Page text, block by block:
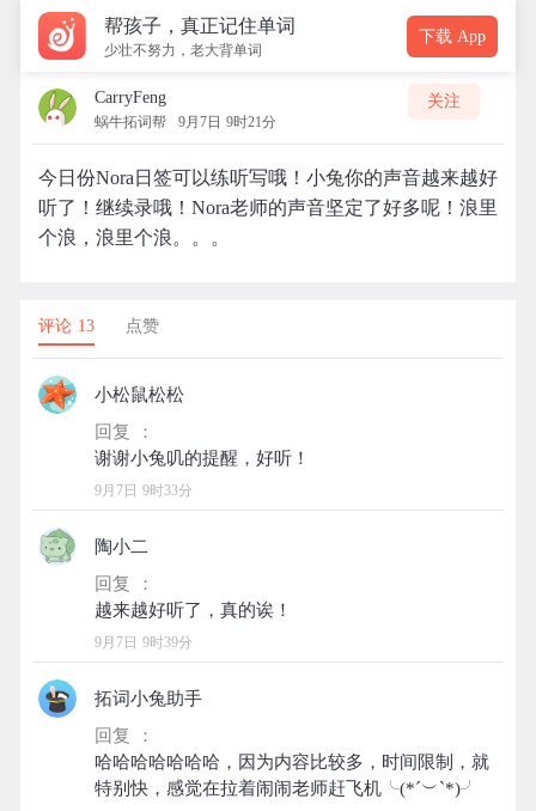
帮孩子，真正记住单词
少壮不努力，老大背单词
下载 App
CarryFeng
蜗牛拓词帮 9月7日 9时21分
关注
今日份Nora日签可以练听写哦！小兔你的声音越来越好
听了！继续录哦！Nora老师的声音坚定了好多呢！浪里
个浪，浪里个浪。。。
评论 13 点赞
小松鼠松松
回复 ：
9月7日 9时33分
陶小二
回复 ：
9月7日 9时39分
拓词小兔助手
回复 ：
哈哈哈哈哈哈哈，因为内容比较多，时间限制，就